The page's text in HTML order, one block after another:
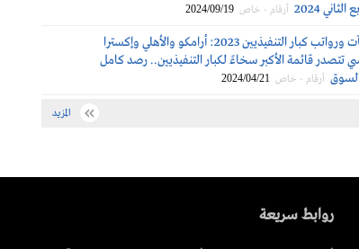
2024
أرقام - خاص 2024/09/19
مكافآت ورواتب كبار التنفيذيين 2023: أرامكو والأهلي وإكسترا
تتصدر قائمة الأكبر سخاءً لكبار التنفيذيين.. رصد كامل
أرقام - خاص 2024/04/21
المزيد
روابط سريعة